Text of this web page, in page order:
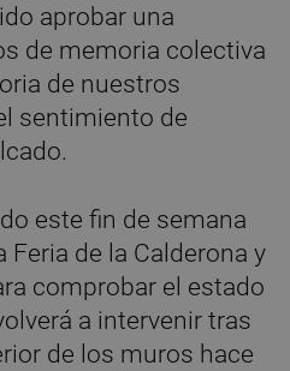
aprobar una
de memoria colectiva
de nuestros
sentimiento de
este fin de semana
de la Calderona y
comprobar el estado
a intervenir tras
de los muros hace